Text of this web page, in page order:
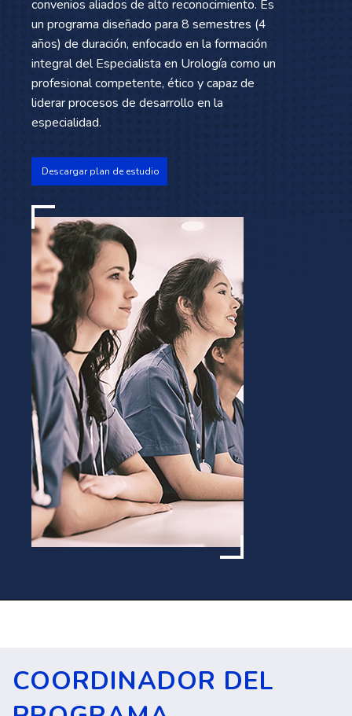
convenios aliados de alto reconocimiento. Es
un programa diseñado para 8 semestres (4
años) de duración, enfocado en la formación
integral del Especialista en Urología como un
profesional competente, ético y capaz de
liderar procesos de desarrollo en la
especialidad.
Descargar plan de estudio
COORDINADOR DEL